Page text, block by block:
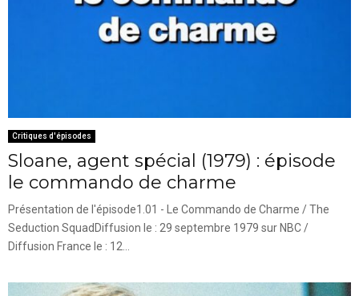
Critiques d'épisodes
Sloane, agent spécial (1979) : épisode
le commando de charme
Présentation de l'épisode1.01 - Le Commando de Charme / The
Seduction SquadDiffusion le : 29 septembre 1979 sur NBC /
Diffusion France le : 12...